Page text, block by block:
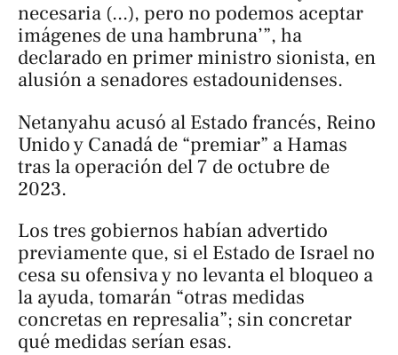
necesaria (...), pero no podemos aceptar
imágenes de una hambruna’”, ha
declarado en primer ministro sionista, en
alusión a senadores estadounidenses.
Netanyahu acusó al Estado francés, Reino
Unido y Canadá de “premiar” a Hamas
tras la operación del 7 de octubre de
2023.
Los tres gobiernos habían advertido
previamente que, si el Estado de Israel no
cesa su ofensiva y no levanta el bloqueo a
la ayuda, tomarán “otras medidas
concretas en represalia”; sin concretar
qué medidas serían esas.